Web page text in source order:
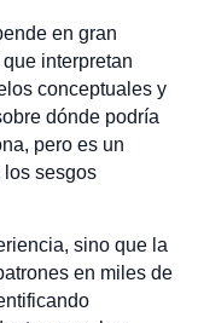
en gran
interpretan
conceptuales y
dónde podría
pero es un
los sesgos
sino que la
en miles de